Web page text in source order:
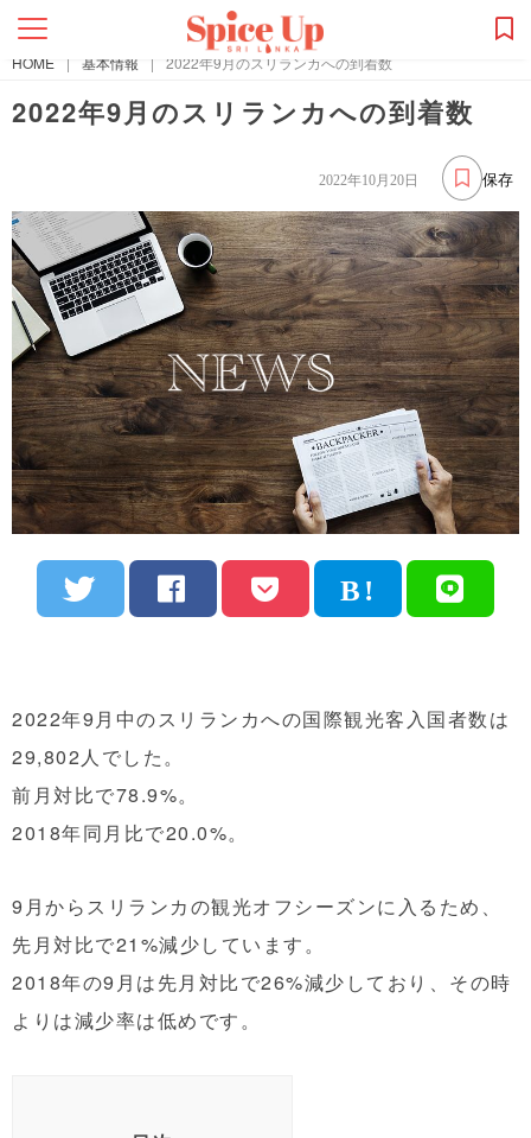
HOME | 基本情報 | 2022年9月のスリランカへの到着数
2022年9月のスリランカへの到着数
保存
2022年10月20日
2022年9月中のスリランカへの国際観光客入国者数は
29,802人でした。
前月対比で78.9%。
2018年同月比で20.0%。
9月からスリランカの観光オフシーズンに入るため、
先月対比で21%減少しています。
2018年の9月は先月対比で26%減少しており、その時
よりは減少率は低めです。